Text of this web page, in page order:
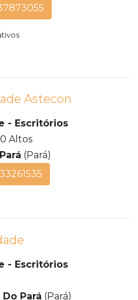
Astecon
- Escritórios
Altos
(Pará)
- Escritórios
Pará (Pará)